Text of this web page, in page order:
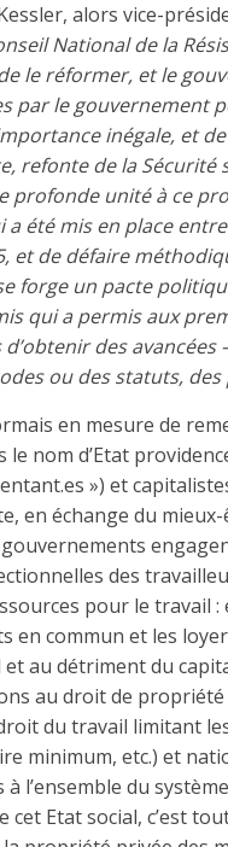
alors vice-
National de la
le réformer, et le
par le gouvernement
inégale, et
refonte de la Sécurité
profonde unité à ce
été mis en place
et de défaire
forge un pacte
qui a permis aux
des avancées
ou des statuts,
en mesure de
nom d’Etat
») et
en échange du
des
pour le travail
commun et les
au détriment du
au droit de
du travail limitant
minimum, etc.) et
l’ensemble du
Etat social, c’est